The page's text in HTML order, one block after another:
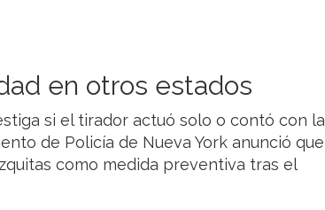
en otros estados
si el tirador actuó solo o contó con la
de Policía de Nueva York anunció que
como medida preventiva tras el